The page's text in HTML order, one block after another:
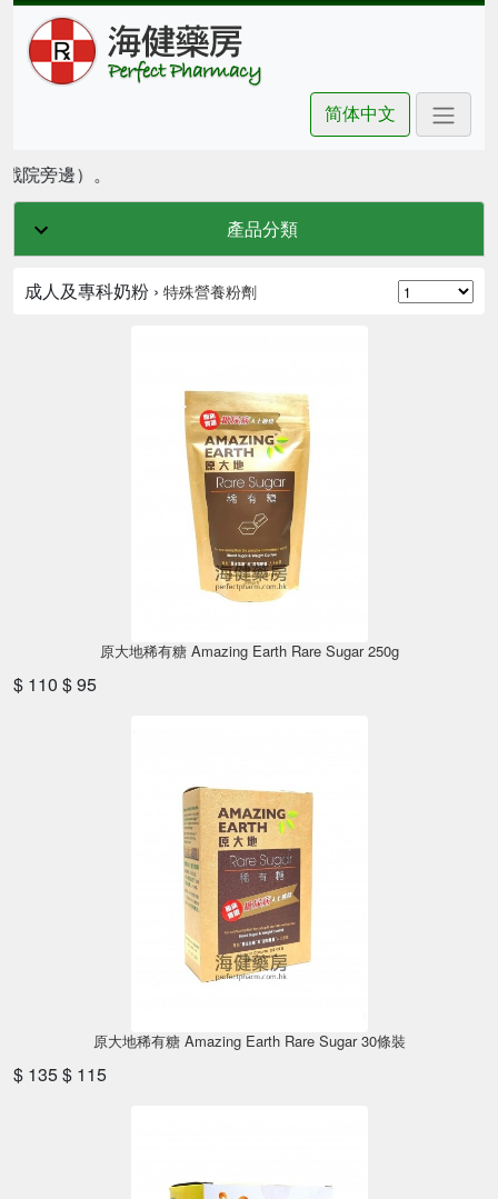
简体中文
旁邊）。
產品分類
成人及專科奶粉 › 特殊營養粉劑
原大地稀有糖 Amazing Earth Rare Sugar 250g
$ 110 $ 95
原大地稀有糖 Amazing Earth Rare Sugar 30條裝
$ 135$ 115